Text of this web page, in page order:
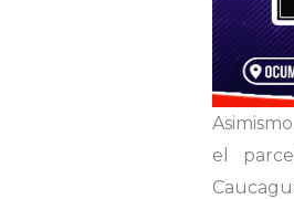
el